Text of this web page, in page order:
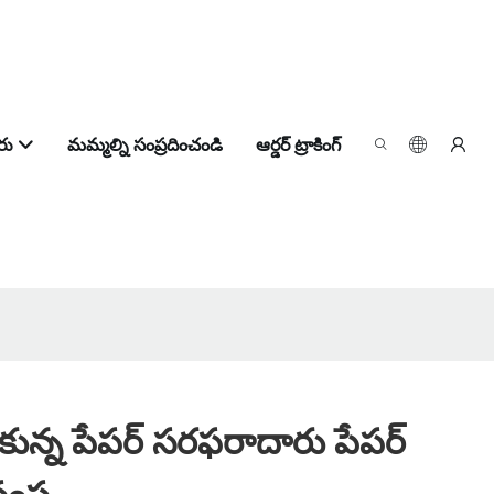
మమ్మల్ని సంప్రదించండి ఆర్డర్ ట్రాకింగ్
పేపర్ సరఫరాదారు పేపర్